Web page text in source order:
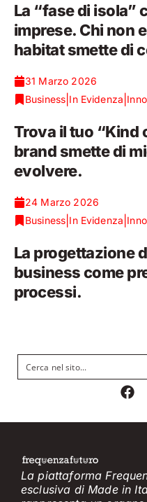
La “fase di isola”
imprese. Chi non
habitat smette di
31 Marzo 2026
Business In Evidenza
Trova il tuo “Kind
brand smette di
evolvere.
24 Marzo 2026
Business In Evidenza
La progettazione
business come
processi.
La piattaforma
esclusiva di Made in